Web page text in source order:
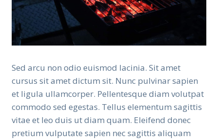
Sed arcu non odio euismod lacinia. Sit amet
cursus sit amet dictum sit. Nunc pulvinar sapien
et ligula ullamcorper. Pellentesque diam volutpat
commodo sed egestas. Tellus elementum sagittis
vitae et leo duis ut diam quam. Eleifend donec
pretium vulputate sapien nec sagittis aliquam